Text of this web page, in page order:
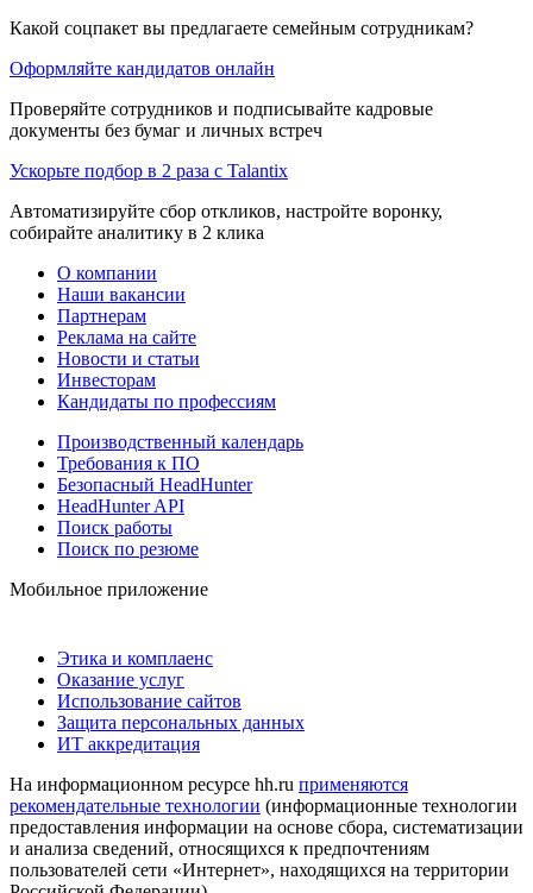
Какой соцпакет вы предлагаете семейным сотрудникам?
Оформляйте кандидатов онлайн
Проверяйте сотрудников и подписывайте кадровые
документы без бумаг и личных встреч
Ускорьте подбор в 2 раза с Talantix
Автоматизируйте сбор откликов, настройте воронку,
собирайте аналитику в 2 клика
О компании
Наши вакансии
Партнерам
Реклама на сайте
Новости и статьи
Инвесторам
Кандидаты по профессиям
Производственный календарь
Требования к ПО
Безопасный HeadHunter
HeadHunter API
Поиск работы
Поиск по резюме
Мобильное приложение
Этика и комплаенс
Оказание услуг
Использование сайтов
Защита персональных данных
ИТ аккредитация
На информационном ресурсе hh.ru применяются
рекомендательные технологии (информационные технологии
предоставления информации на основе сбора, систематизации
и анализа сведений, относящихся к предпочтениям
пользователей сети «Интернет», находящихся на территории